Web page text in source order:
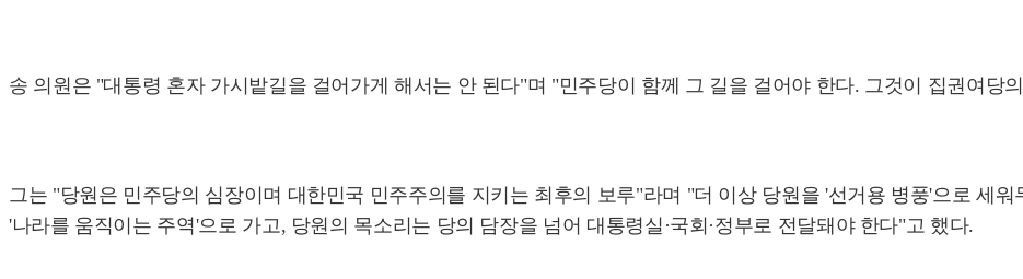
송 의원은 "대통령 혼자 가시밭길을 걸어가게 해서는 안 된다"며 "민주당이 함께 그 길을 걸어야 한다. 그것이 집권여당
그는 "당원은 민주당의 심장이며 대한민국 민주주의를 지키는 최후의 보루"라며 "더 이상 당원을 '선거용 병풍'으로 세
'나라를 움직이는 주역'으로 가고, 당원의 목소리는 당의 담장을 넘어 대통령실·국회·정부로 전달돼야 한다"고 했다.